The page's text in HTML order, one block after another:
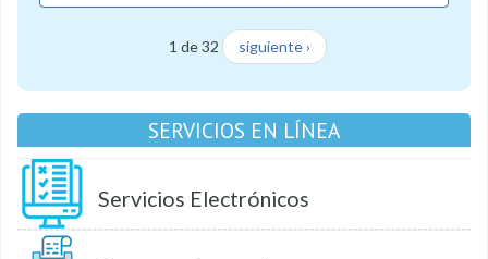
1 de 32 siguiente ›
SERVICIOS EN LÍNEA
Servicios Electrónicos